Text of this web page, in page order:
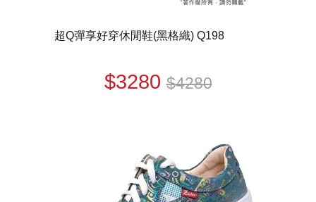
超Q彈享好穿休閒鞋(黑格織) Q198
$3280$4280